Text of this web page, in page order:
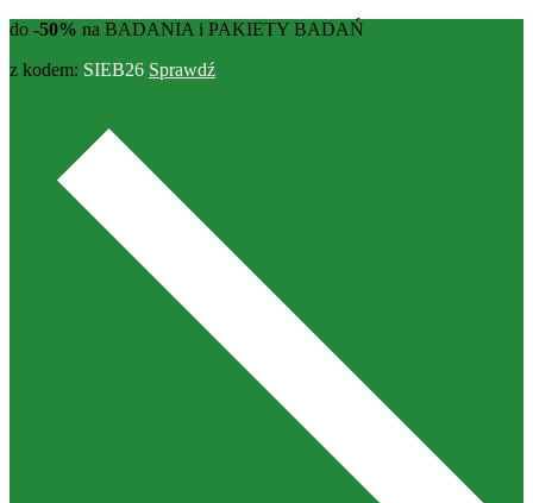
do -50% na BADANIA i PAKIETY BADAŃ
z kodem: SIEB26 Sprawdź